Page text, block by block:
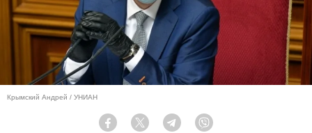
Крымский Андрей / УНИАН
Facebook Twitter Telegram